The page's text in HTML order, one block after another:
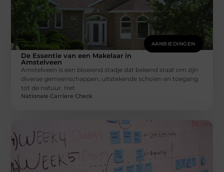
AANBIEDINGEN
De Essentie van een Makelaar in
Amstelveen
Amstelveen is een bloeiend stadje dat bekend staat om zijn
diverse gemeenschappen, uitstekende scholen en toegang
tot de natuur. Het
Nationale Carriere Check